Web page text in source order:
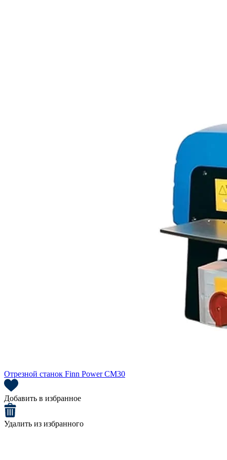
Отрезной станок Finn Power CM30
Добавить в избранное
Удалить из избранного